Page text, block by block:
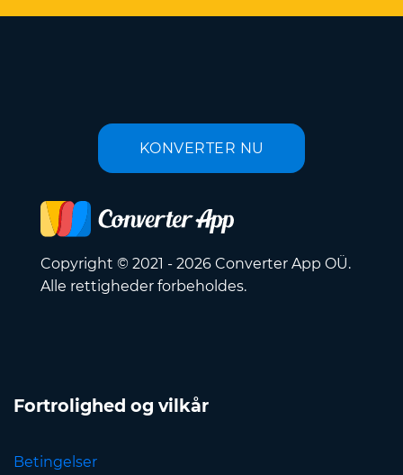
KONVERTER NU
Copyright © 2021 - 2026 Converter App OÜ.
Alle rettigheder forbeholdes.
Fortrolighed og vilkår
Betingelser